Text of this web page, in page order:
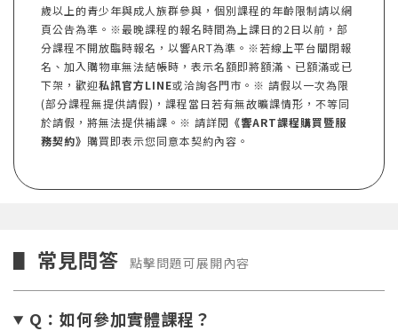
歲以上的青少年與成人族群參與，個別課程的年齡限制請以網
頁公告為準。※最晚課程的報名時間為上課日的2日以前，部
分課程不開放臨時報名，以響ART為準。※若線上平台關閉報
名、加入購物車無法結帳時，表示名額即將額滿、已額滿或已
下架，歡迎私訊官方LINE或洽詢各門市。※ 請假以一次為限
(部分課程無提供請假)，課程當日若有無故曠課情形，不等同
於請假，將無法提供補課。※ 請詳閱 《響ART課程購買暨服
務契約》 購買即表示您同意本契約內容。
▋ 常見問答 點擊問題可展開內容
Q：如何參加實體課程？